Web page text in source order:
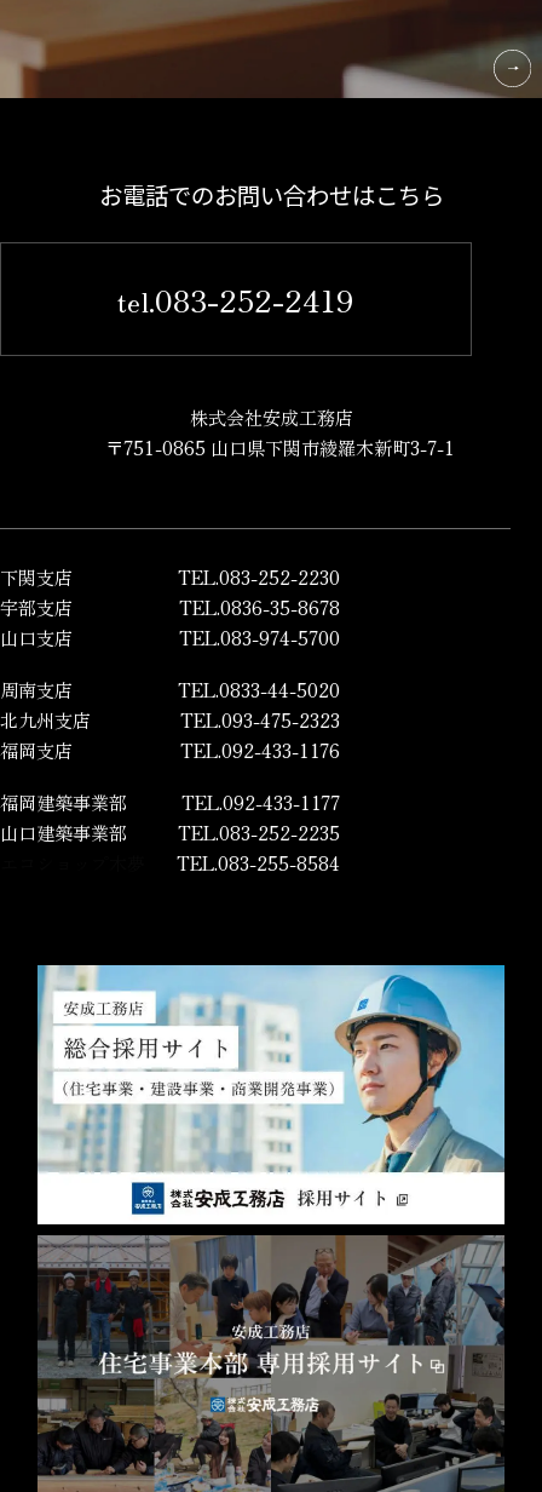
お電話でのお問い合わせはこちら
tel.083-252-2419
株式会社安成工務店
〒751-0865 山口県下関市綾羅木新町3-7-1
下関支店
TEL.083-252-2230
宇部支店
TEL.0836-35-8678
山口支店
TEL.083-974-5700
周南支店
TEL.0833-44-5020
北九州支店
TEL.093-475-2323
福岡支店
TEL.092-433-1176
福岡建築事業部
TEL.092-433-1177
山口建築事業部
TEL.083-252-2235
TEL.083-255-8584